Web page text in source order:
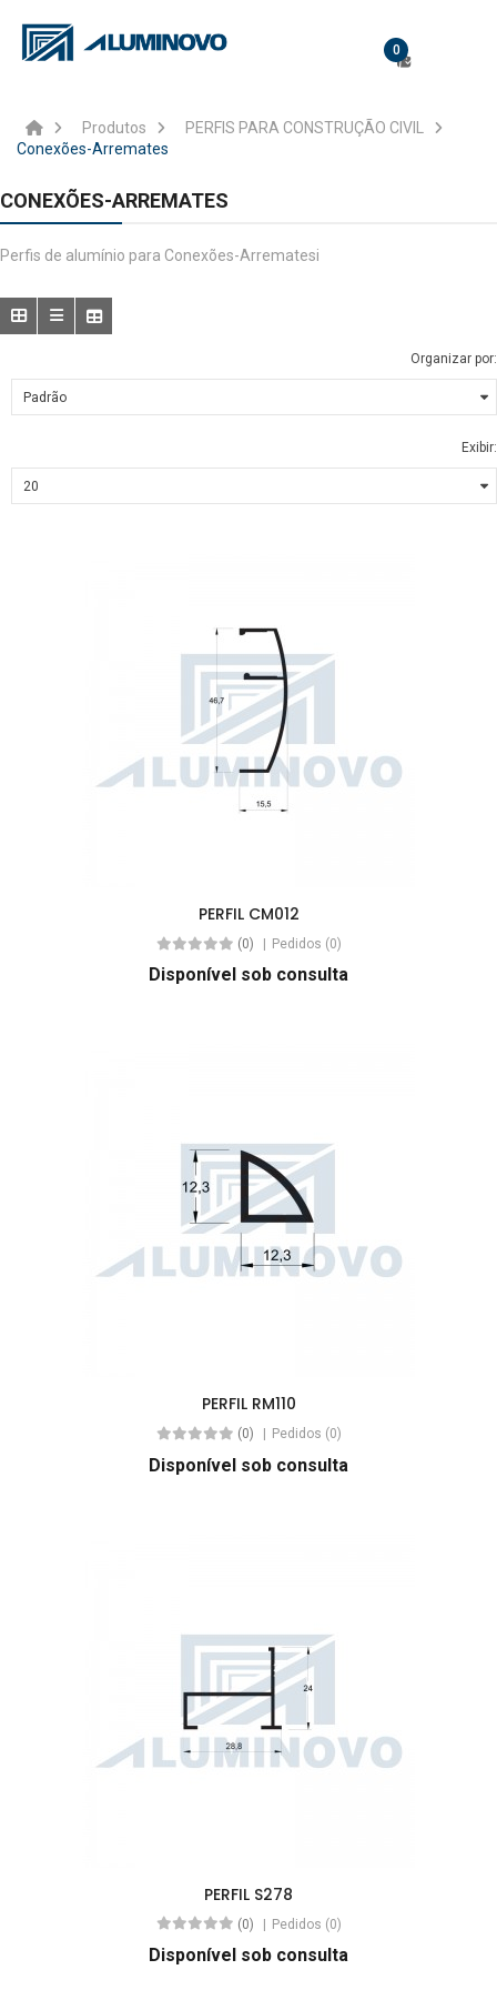
0
Produtos
PERFIS PARA CONSTRUÇÃO CIVIL
Conexões-Arremates
CONEXÕES-ARREMATES
Perfis de alumínio para Conexões-Arrematesi
Organizar por:
Exibir:
PERFIL CM012
(0) Pedidos (0)
Disponível sob consulta
PERFIL RM110
(0) Pedidos (0)
Disponível sob consulta
PERFIL S278
(0) Pedidos (0)
Disponível sob consulta